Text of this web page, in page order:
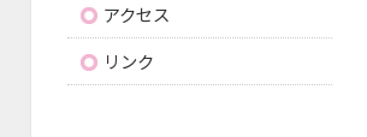
アクセス
リンク